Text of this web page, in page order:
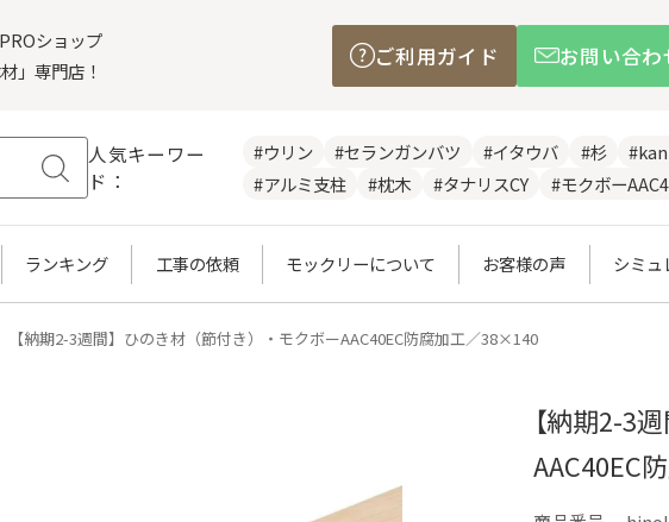
ショップ
」専門店！
ご利用ガイド お問い合わ
人気キーワー
ド：
#ウリン #セランガンバツ #イタウバ #杉
#アルミ支柱
#枕木 #タナリスCY #モクボー
ランキング 工事の依頼 モックリーについて お客様の声 シミュ
【納期2-3週間】ひのき材（節付き）・モクボーAAC40EC防腐加工／38×140
【納期2-3週
AAC40EC